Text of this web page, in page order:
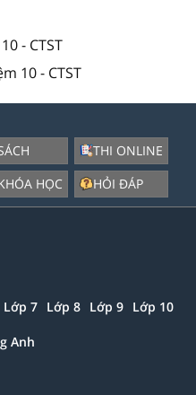
- CTST
10 - CTST
HỌC
THI ONLINE
HỎI ĐÁP
Lớp 7 Lớp 8 Lớp 9 Lớp 10
Anh